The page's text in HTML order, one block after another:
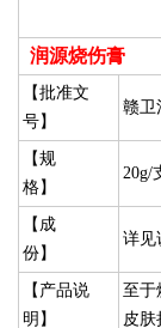
润源烧伤膏
【批准文
号】
赣卫
【规
格】
20g/
【成
份】
详见
【产品说
明】
至于
皮